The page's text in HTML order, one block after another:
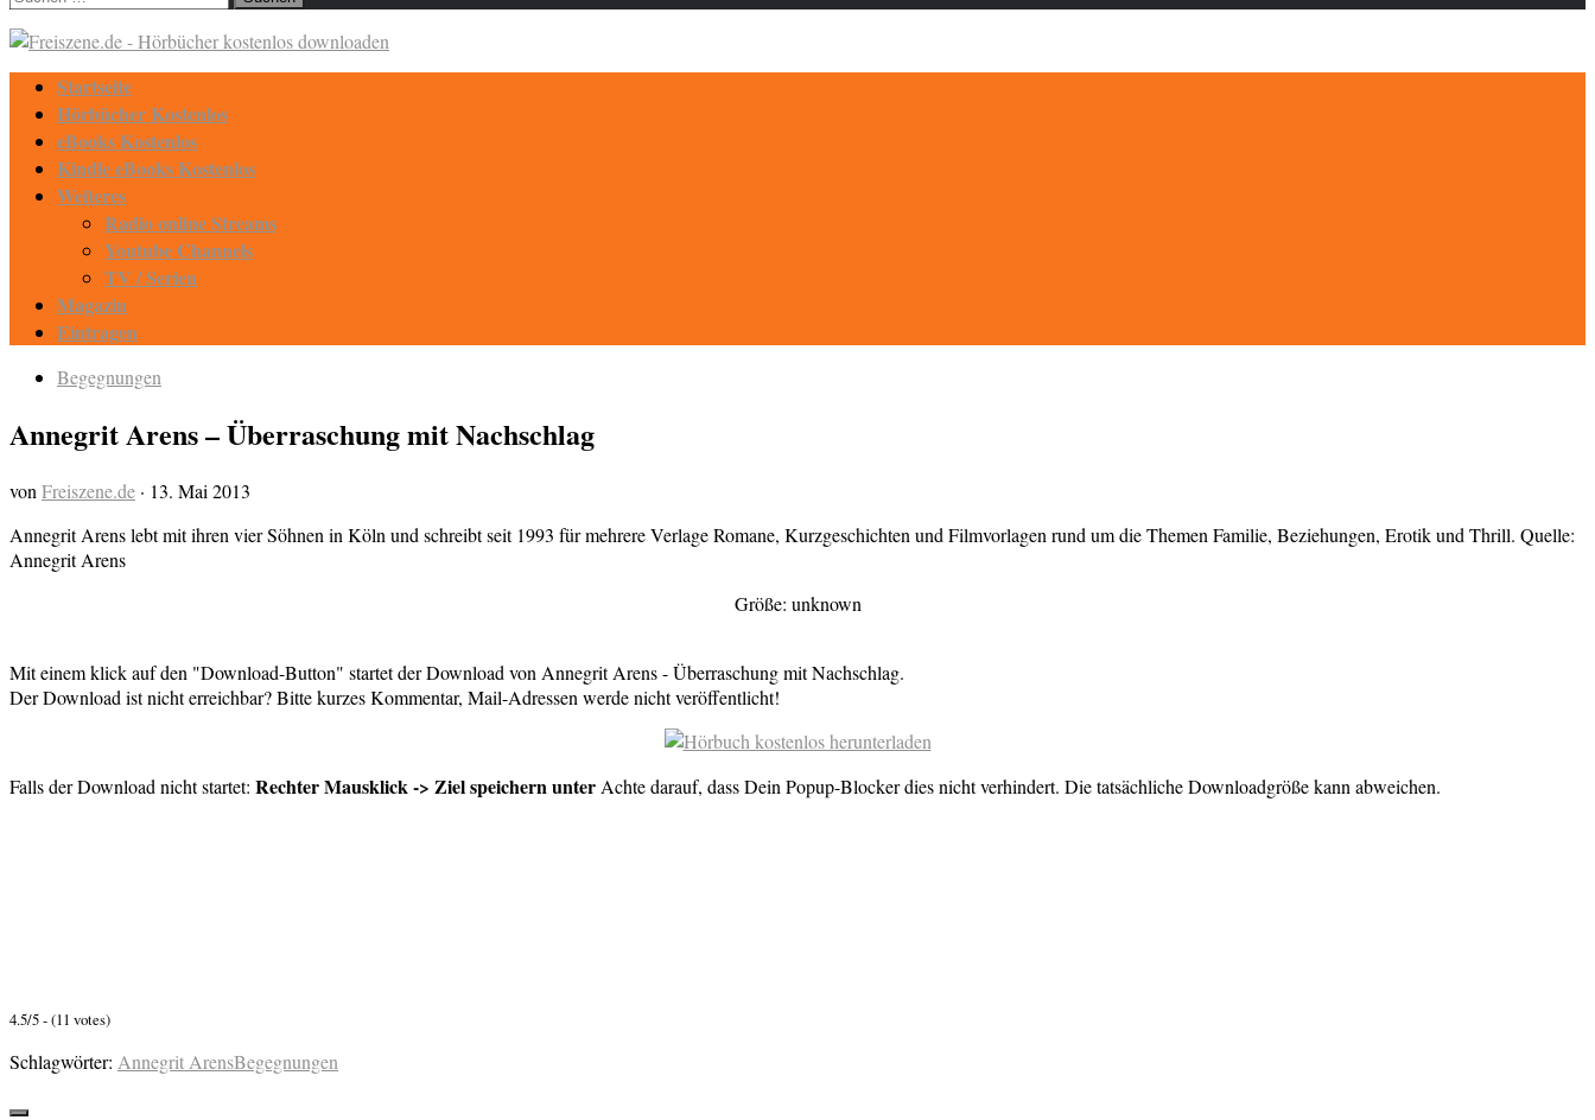
Startseite
Hörbücher Kostenlos
eBooks Kostenlos
Kindle eBooks Kostenlos
Weiteres
Radio online Streams
Youtube Channels
TV / Serien
Magazin
Eintragen
Begegnungen
Annegrit Arens – Überraschung mit Nachschlag
von Freiszene.de · 13. Mai 2013
Annegrit Arens lebt mit ihren vier Söhnen in Köln und schreibt seit 1993 für mehrere Verlage Romane, Kurzgeschichten und Filmvorlagen rund um die Themen Familie, Beziehungen, Erotik und Thrill. Quelle:
Annegrit Arens
Größe: unknown
Mit einem klick auf den "Download-Button" startet der Download von Annegrit Arens - Überraschung mit Nachschlag.
Der Download ist nicht erreichbar? Bitte kurzes Kommentar, Mail-Adressen werde nicht veröffentlicht!
Falls der Download nicht startet: Rechter Mausklick -> Ziel speichern unter Achte darauf, dass Dein Popup-Blocker dies nicht verhindert. Die tatsächliche Downloadgröße kann abweichen.
4.5/5 - (11 votes)
Schlagwörter: Annegrit ArensBegegnungen